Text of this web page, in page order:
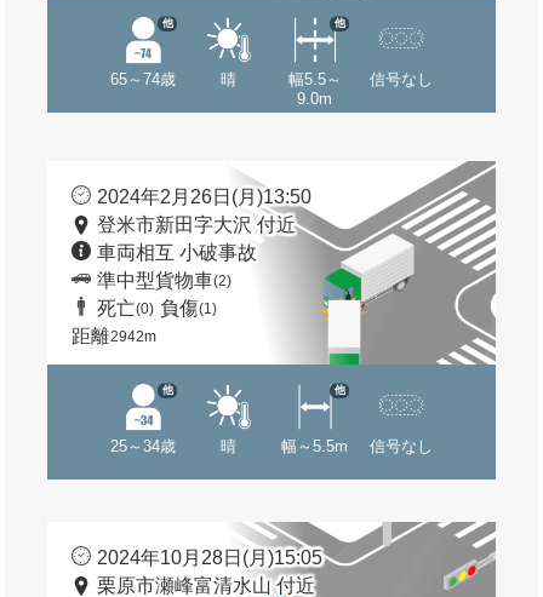
65～74歳
他
晴
幅5.5～
9.0m
他
信号なし
2024年2月26日(月)13:50
登米市新田字大沢 付近
車両相互 小破事故
準中型貨物車(2)
死亡(0) 負傷(1)
距離2942m
25～34歳
他
晴 幅～5.5m
他
信号なし
2024年10月28日(月)15:05
栗原市瀬峰富清水山 付近